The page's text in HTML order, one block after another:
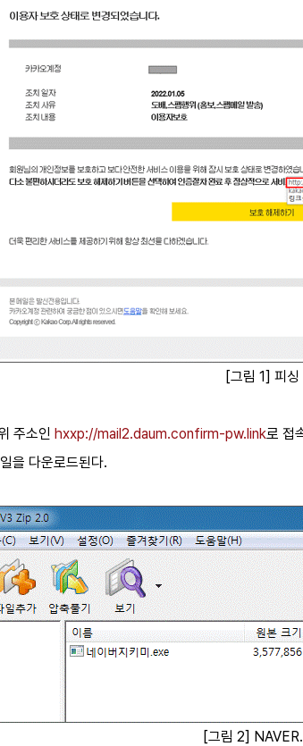
[그림 1] 피싱
주소인 hxxp://mail2.daum.confirm-pw.link로 접
을 다운로드된다.
[그림 2]